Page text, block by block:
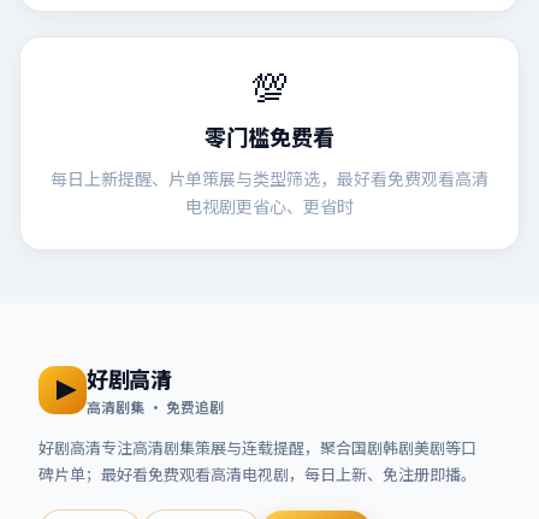
💯
零门槛免费看
每日上新提醒、片单策展与类型筛选，最好看免费观看高清
电视剧更省心、更省时
好剧高清
高清剧集 · 免费追剧
好剧高清专注高清剧集策展与连载提醒，聚合国剧韩剧美剧等口
碑片单； 最好看免费观看高清电视剧，每日上新、免注册即播。